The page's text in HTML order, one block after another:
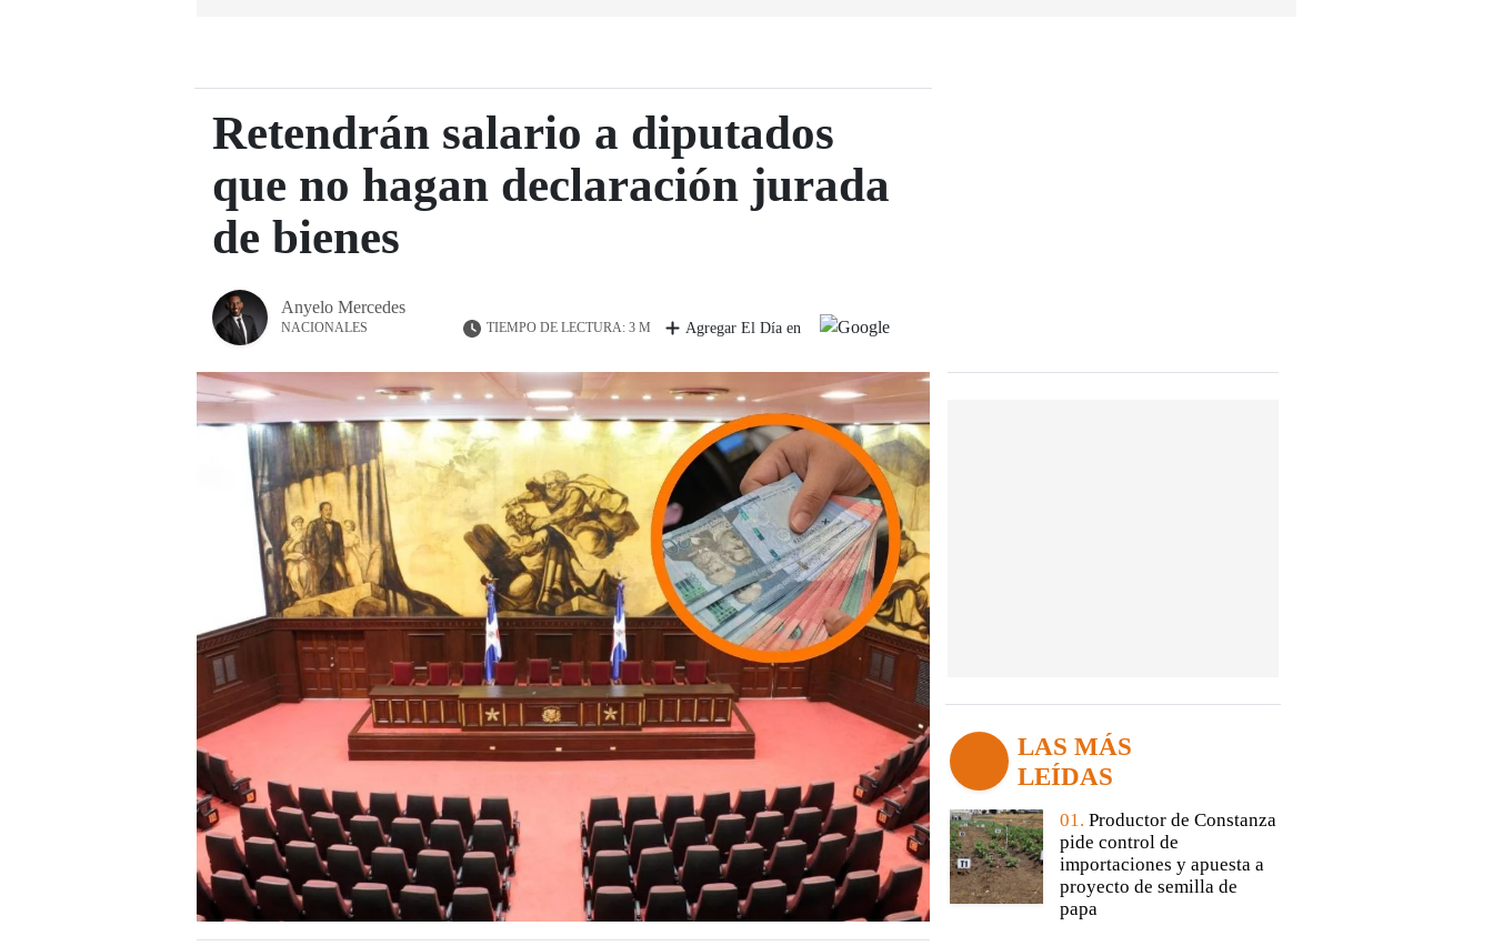
Retendrán salario a diputados
que no hagan declaración jurada
de bienes
Anyelo Mercedes
NACIONALES TIEMPO DE LECTURA: 3 M Agregar El Día en
LAS MÁS
LEÍDAS
01. Productor de Constanza
pide control de
importaciones y apuesta a
proyecto de semilla de
papa